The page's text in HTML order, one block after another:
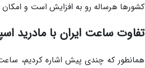
کشورها هرساله رو به افزایش است و
تفاوت ساعت ایران با مادرید